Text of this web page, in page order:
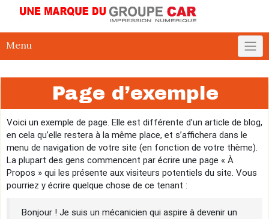
Menu
Page d’exemple
Voici un exemple de page. Elle est différente d’un article de blog,
en cela qu’elle restera à la même place, et s’affichera dans le
menu de navigation de votre site (en fonction de votre thème).
La plupart des gens commencent par écrire une page « À
Propos » qui les présente aux visiteurs potentiels du site. Vous
pourriez y écrire quelque chose de ce tenant :
Bonjour ! Je suis un mécanicien qui aspire à devenir un